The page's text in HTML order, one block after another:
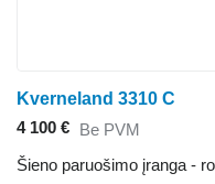
Kverneland 3310 C
4 100 € Be PVM
Šieno paruošimo įranga -